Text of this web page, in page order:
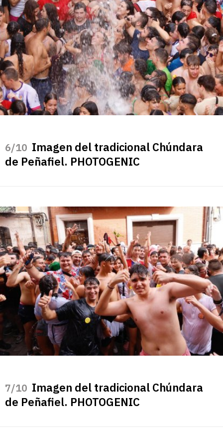
/10 Imagen del tradicional Chúndara
de Peñafiel. PHOTOGENIC
/10 Imagen del tradicional Chúndara
de Peñafiel. PHOTOGENIC